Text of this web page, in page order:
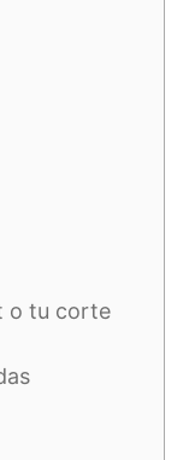
o tu corte